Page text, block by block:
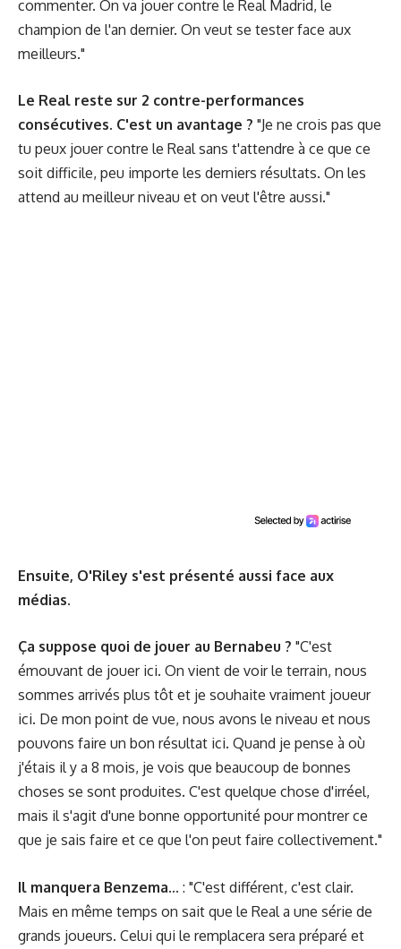
commenter. On va jouer contre le Real Madrid, le
champion de l'an dernier. On veut se tester face aux
meilleurs."
Le Real reste sur 2 contre-performances
consécutives. C'est un avantage ? "Je ne crois pas que
tu peux jouer contre le Real sans t'attendre à ce que ce
soit difficile, peu importe les derniers résultats. On les
attend au meilleur niveau et on veut l'être aussi."
Ensuite, O'Riley s'est présenté aussi face aux
médias.
Ça suppose quoi de jouer au Bernabeu ? "C'est
émouvant de jouer ici. On vient de voir le terrain, nous
sommes arrivés plus tôt et je souhaite vraiment joueur
ici. De mon point de vue, nous avons le niveau et nous
pouvons faire un bon résultat ici. Quand je pense à où
j'étais il y a 8 mois, je vois que beaucoup de bonnes
choses se sont produites. C'est quelque chose d'irréel,
mais il s'agit d'une bonne opportunité pour montrer ce
que je sais faire et ce que l'on peut faire collectivement."
Il manquera Benzema... : "C'est différent, c'est clair.
Mais en même temps on sait que le Real a une série de
grands joueurs. Celui qui le remplacera sera préparé et